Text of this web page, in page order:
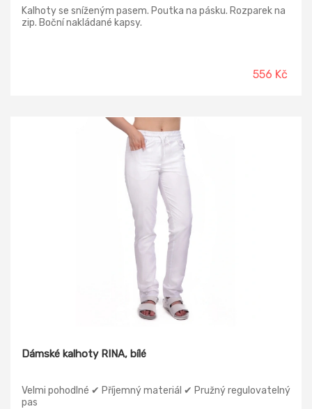
Kalhoty se sníženým pasem. Poutka na pásku. Rozparek na
zip. Boční nakládané kapsy.
556 Kč
Dámské kalhoty RINA, bílé
Velmi pohodlné ✔ Příjemný materiál ✔ Pružný regulovatelný
pas